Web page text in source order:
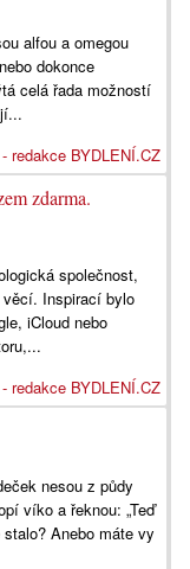
alfou a omegou
dokonce
celá řada možností
redakce BYDLENÍ.CZ
zdarma.
společnost,
Inspirací bylo
iCloud nebo
redakce BYDLENÍ.CZ
nesou z půdy
víko a řeknou: „Teď
Anebo máte vy